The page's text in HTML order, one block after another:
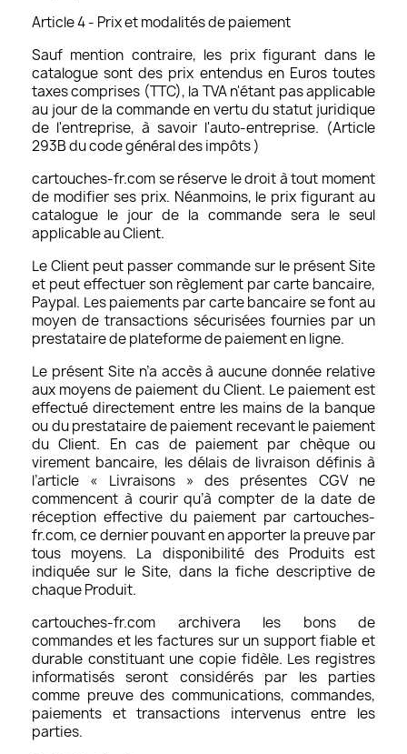
Article 4 - Prix et modalités de paiement
Sauf mention contraire, les prix figurant dans le
catalogue sont des prix entendus en Euros toutes
taxes comprises (TTC), la TVA n'étant pas applicable
au jour de la commande en vertu du statut juridique
de l'entreprise, à savoir l'auto-entreprise. (Article
293B du code général des impôts )
cartouches-fr.com se réserve le droit à tout moment
de modifier ses prix. Néanmoins, le prix figurant au
catalogue le jour de la commande sera le seul
applicable au Client.
Le Client peut passer commande sur le présent Site
et peut effectuer son règlement par carte bancaire,
Paypal. Les paiements par carte bancaire se font au
moyen de transactions sécurisées fournies par un
prestataire de plateforme de paiement en ligne.
Le présent Site n’a accès à aucune donnée relative
aux moyens de paiement du Client. Le paiement est
effectué directement entre les mains de la banque
ou du prestataire de paiement recevant le paiement
du Client. En cas de paiement par chèque ou
virement bancaire, les délais de livraison définis à
l’article « Livraisons » des présentes CGV ne
commencent à courir qu’à compter de la date de
réception effective du paiement par cartouches-
fr.com, ce dernier pouvant en apporter la preuve par
tous moyens. La disponibilité des Produits est
indiquée sur le Site, dans la fiche descriptive de
chaque Produit.
cartouches-fr.com archivera les bons de
commandes et les factures sur un support fiable et
durable constituant une copie fidèle. Les registres
informatisés seront considérés par les parties
comme preuve des communications, commandes,
paiements et transactions intervenus entre les
parties.